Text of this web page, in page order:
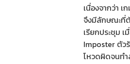
เนื่องจากว่า
จึงมีลักษณะที่
เรียกประชุม
Imposter ตัว
โหวดผิดจนท